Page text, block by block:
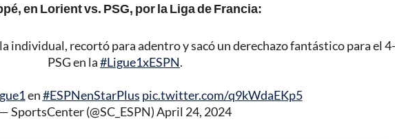
en Lorient vs. PSG, por la Liga de Francia:
individual, recortó para adentro y sacó un derechazo fantástico para el
PSG en la#Ligue1xESPN.
en#ESPNenStarPlus pic.twitter.com/q9kWdaEKp5
— SportsCenter (@SC_ESPN)April 24, 2024